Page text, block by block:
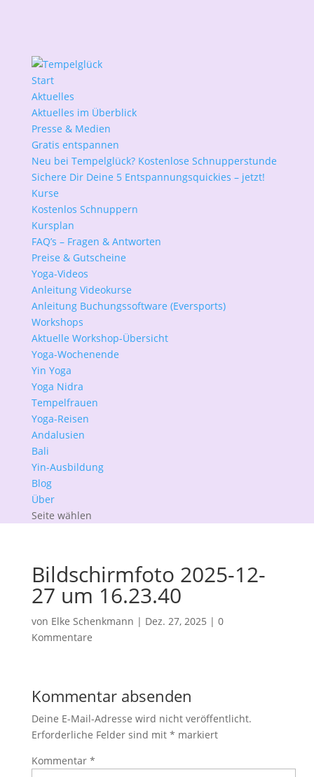
Start
Aktuelles
Aktuelles im Überblick
Presse & Medien
Gratis entspannen
Neu bei Tempelglück? Kostenlose Schnupperstunde
Sichere Dir Deine 5 Entspannungsquickies – jetzt!
Kurse
Kostenlos Schnuppern
Kursplan
FAQ’s – Fragen & Antworten
Preise & Gutscheine
Yoga-Videos
Anleitung Videokurse
Anleitung Buchungssoftware (Eversports)
Workshops
Aktuelle Workshop-Übersicht
Yoga-Wochenende
Yin Yoga
Yoga Nidra
Tempelfrauen
Yoga-Reisen
Andalusien
Bali
Yin-Ausbildung
Blog
Über
Seite wählen
Bildschirmfoto 2025-12-
27 um 16.23.40
von Elke Schenkmann | Dez. 27, 2025 | 0
Kommentare
Kommentar absenden
Deine E-Mail-Adresse wird nicht veröffentlicht.
Erforderliche Felder sind mit * markiert
Kommentar *